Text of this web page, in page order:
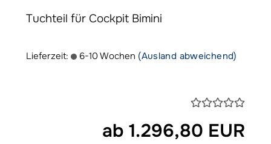
Tuchteil für Cockpit Bimini
Lieferzeit: 6-10 Wochen (Ausland abweichend)
ab 1.296,80 EUR